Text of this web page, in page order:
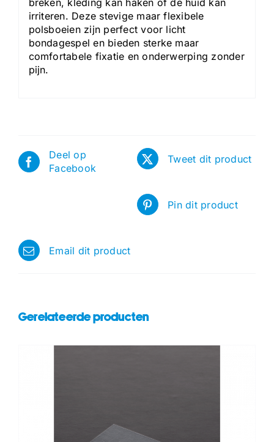
irriteren. Deze stevige maar flexibele
polsboeien zijn perfect voor licht
bondagespel en bieden sterke maar
comfortabele fixatie en onderwerping zonder
pijn.
Deel op
Facebook
Tweet dit product
Pin dit product
Email dit product
Gerelateerde producten